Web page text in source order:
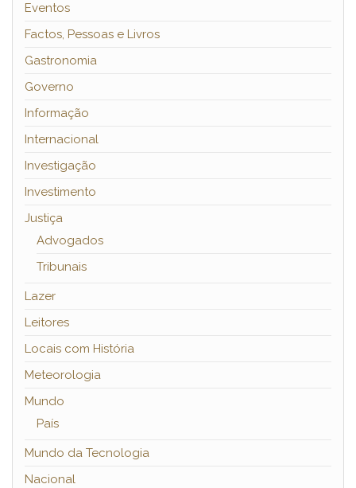
Eventos
Factos, Pessoas e Livros
Gastronomia
Governo
Informação
Internacional
Investigação
Investimento
Justiça
Advogados
Tribunais
Lazer
Leitores
Locais com História
Meteorologia
Mundo
País
Mundo da Tecnologia
Nacional